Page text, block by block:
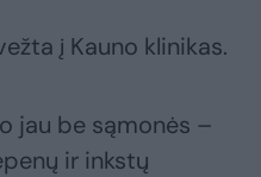
į Kauno klinikas.
jau be sąmonės –
ir inkstų